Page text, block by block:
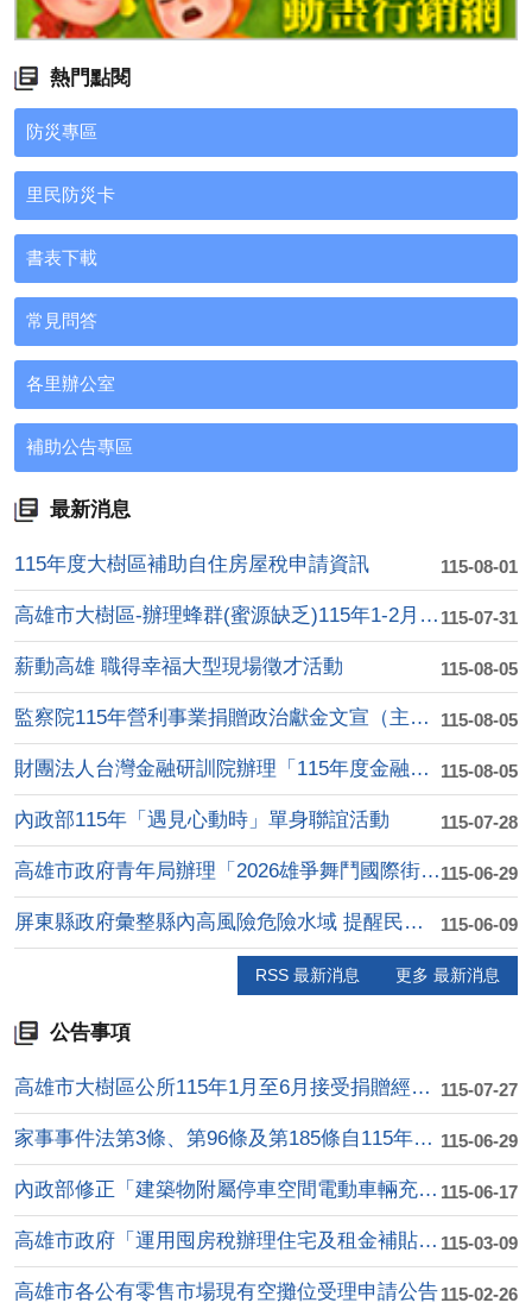
熱門點閱
防災專區
里民防災卡
書表下載
常見問答
各里辦公室
補助公告專區
最新消息
115-08-01
115年度大樹區補助自住房屋稅申請資訊
115-07-31
高雄市大樹區-辦理蜂群(蜜源缺乏)115年1-2月乾旱(遲發....
115-08-05
薪動高雄 職得幸福大型現場徵才活動
115-08-05
監察院115年營利事業捐贈政治獻金文宣（主題:陽光下的約定：....
115-08-05
財團法人台灣金融研訓院辦理「115年度金融知識線 上競賽」活....
115-07-28
內政部115年「遇見心動時」單身聯誼活動
115-06-29
高雄市政府青年局辦理「2026雄爭舞鬥國際街舞大賽」
115-06-09
屏東縣政府彙整縣內高風險危險水域 提醒民眾水域遊憩安全
RSS 最新消息 更多 最新消息
公告事項
115-07-27
高雄市大樹區公所115年1月至6月接受捐贈經費收支明細表
115-06-29
家事事件法第3條、第96條及第185條自115年8月1日施行
115-06-17
內政部修正「建築物附屬停車空間電動車輛充電使用安全指 引」第....
115-03-09
高雄市政府「運用囤房稅辦理住宅及租金補貼計畫」
115-02-26
高雄市各公有零售市場現有空攤位受理申請公告